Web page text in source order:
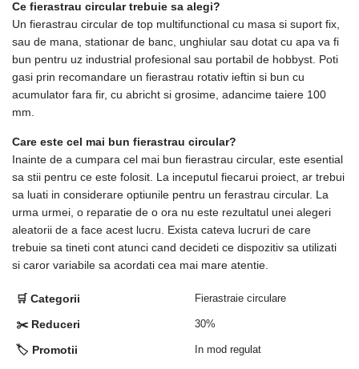
Ce fierastrau circular trebuie sa alegi?
Un fierastrau circular de top multifunctional cu masa si suport fix,
sau de mana, stationar de banc, unghiular sau dotat cu apa va fi
bun pentru uz industrial profesional sau portabil de hobbyst. Poti
gasi prin recomandare un fierastrau rotativ ieftin si bun cu
acumulator fara fir, cu abricht si grosime, adancime taiere 100
mm.
Care este cel mai bun fierastrau circular?
Inainte de a cumpara cel mai bun fierastrau circular, este esential
sa stii pentru ce este folosit. La inceputul fiecarui proiect, ar trebui
sa luati in considerare optiunile pentru un ferastrau circular. La
urma urmei, o reparatie de o ora nu este rezultatul unei alegeri
aleatorii de a face acest lucru. Exista cateva lucruri de care
trebuie sa tineti cont atunci cand decideti ce dispozitiv sa utilizati
si caror variabile sa acordati cea mai mare atentie.
🛒 Categorii Fierastraie circulare
✂️ Reduceri 30%
🏷️ Promotii In mod regulat